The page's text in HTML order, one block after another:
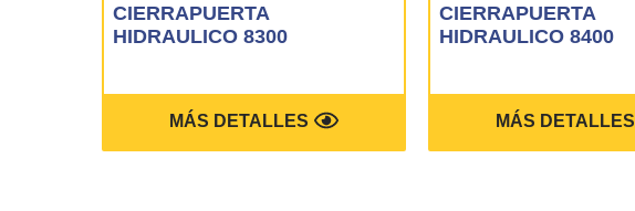
CIERRAPUERTA
HIDRAULICO 8300
MÁS DETALLES
CIERRAPUERTA
HIDRAULICO 8400
MÁS DETALLES